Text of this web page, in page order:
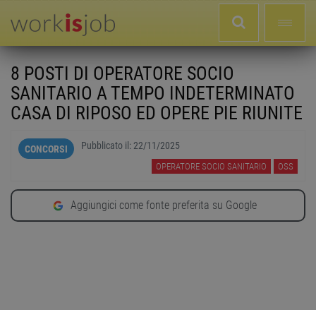
8 POSTI DI OPERATORE SOCIO
SANITARIO A TEMPO INDETERMINATO
CASA DI RIPOSO ED OPERE PIE RIUNITE
CONCORSI Pubblicato il: 22/11/2025
OPERATORE SOCIO SANITARIO OSS
Aggiungici come fonte preferita su Google